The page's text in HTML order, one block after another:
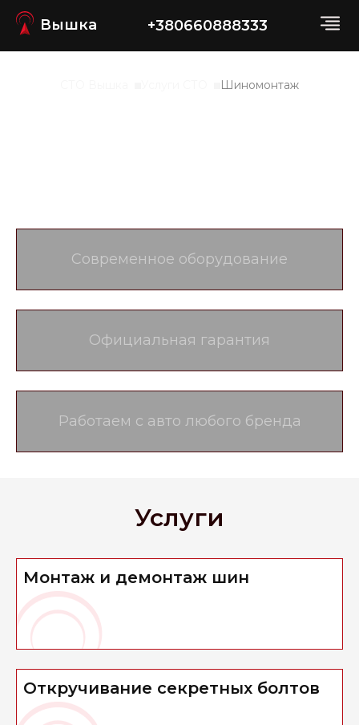
Вышка +380660888333
Шиномонтаж
Современное оборудование
Официальная гарантия
Работаем с авто любого бренда
Услуги
Монтаж и демонтаж шин
Откручивание секретных болтов